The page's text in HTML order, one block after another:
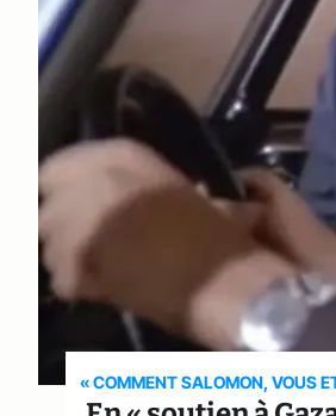
« COMMENT SALOMON, VOUS